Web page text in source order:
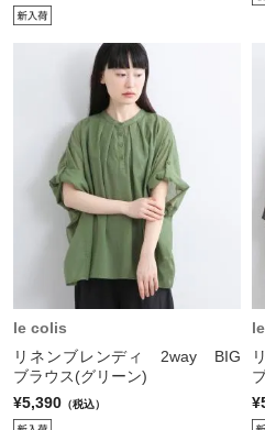
le colis
リネンブレンディ 2way BIG
ブラウス(グリーン)
¥5,390 （税込）